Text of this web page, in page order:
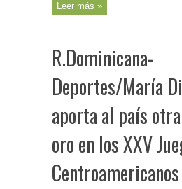
Leer más »
R.Dominicana-
Deportes/María
aporta al país
oro en los XXV
Centroamericanos